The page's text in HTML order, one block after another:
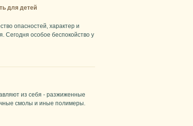
для детей
опасностей, характер и
Сегодня особое беспокойство у
из себя - разжиженные
смолы и иные полимеры.